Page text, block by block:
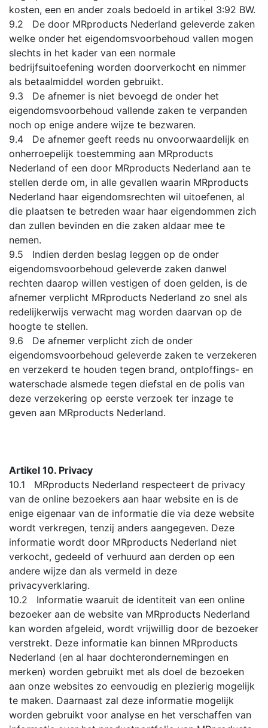
kosten, een en ander zoals bedoeld in artikel 3:92 BW.
9.2 De door MRproducts Nederland geleverde zaken
welke onder het eigendomsvoorbehoud vallen mogen
slechts in het kader van een normale
bedrijfsuitoefening worden doorverkocht en nimmer
als betaalmiddel worden gebruikt.
9.3 De afnemer is niet bevoegd de onder het
eigendomsvoorbehoud vallende zaken te verpanden
noch op enige andere wijze te bezwaren.
9.4 De afnemer geeft reeds nu onvoorwaardelijk en
onherroepelijk toestemming aan MRproducts
Nederland of een door MRproducts Nederland aan te
stellen derde om, in alle gevallen waarin MRproducts
Nederland haar eigendomsrechten wil uitoefenen, al
die plaatsen te betreden waar haar eigendommen zich
dan zullen bevinden en die zaken aldaar mee te
nemen.
9.5 Indien derden beslag leggen op de onder
eigendomsvoorbehoud geleverde zaken danwel
rechten daarop willen vestigen of doen gelden, is de
afnemer verplicht MRproducts Nederland zo snel als
redelijkerwijs verwacht mag worden daarvan op de
hoogte te stellen.
9.6 De afnemer verplicht zich de onder
eigendomsvoorbehoud geleverde zaken te verzekeren
en verzekerd te houden tegen brand, ontploffings- en
waterschade alsmede tegen diefstal en de polis van
deze verzekering op eerste verzoek ter inzage te
geven aan MRproducts Nederland.
Artikel 10. Privacy
10.1 MRproducts Nederland respecteert de privacy
van de online bezoekers aan haar website en is de
enige eigenaar van de informatie die via deze website
wordt verkregen, tenzij anders aangegeven. Deze
informatie wordt door MRproducts Nederland niet
verkocht, gedeeld of verhuurd aan derden op een
andere wijze dan als vermeld in deze
privacyverklaring.
10.2 Informatie waaruit de identiteit van een online
bezoeker aan de website van MRproducts Nederland
kan worden afgeleid, wordt vrijwillig door de bezoeker
verstrekt. Deze informatie kan binnen MRproducts
Nederland (en al haar dochterondernemingen en
merken) worden gebruikt met als doel de bezoeken
aan onze websites zo eenvoudig en plezierig mogelijk
te maken. Daarnaast zal deze informatie mogelijk
worden gebruikt voor analyse en het verschaffen van